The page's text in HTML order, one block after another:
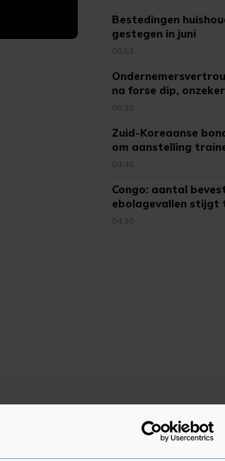
Bestedingen
gestegen in juni
06:51
na forse dip,
06:30
Zuid-Koreaanse
om aanstelling
04:46
Congo: aantal
ebolagevallen stijgt
04:30